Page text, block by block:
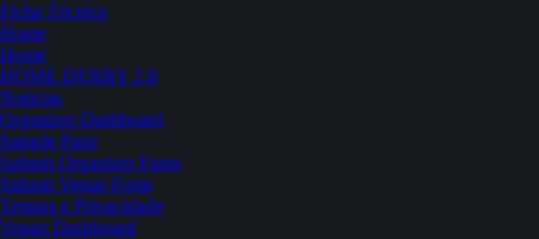
Ficha Técnica
Home
Home
HOME DERBY 2.0
Notícias
Organizer Dashboard
Sample Page
Submit Organizer Form
Submit Venue Form
Termos e Privacidade
Venue Dashboard